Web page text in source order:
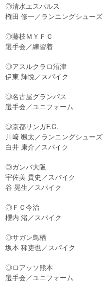
◎清水エスパルス
権田 修一／ランニングシューズ
◎藤枝ＭＹＦＣ
選手会／練習着
◎アスルクラロ沼津
伊東 輝悦／スパイク
◎名古屋グランパス
選手会／ユニフォーム
◎京都サンガF.C.
川﨑 颯太／ランニングシューズ
白井 康介／スパイク
◎ガンバ大阪
宇佐美 貴史／スパイク
谷 晃生／スパイク
◎ＦＣ今治
櫻内 渚／スパイク
◎サガン鳥栖
坂本 稀吏也／スパイク
◎ロアッソ熊本
選手会／ユニフォーム